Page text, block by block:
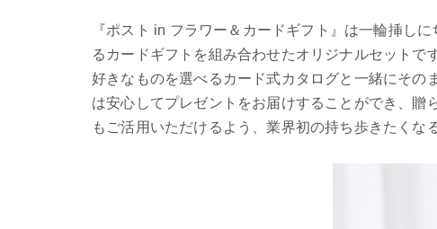
『ポスト in フラワー＆カードギフト』は一輪挿し
るカードギフトを組み合わせたオリジナルセット
好きなものを選べるカード式カタログと一緒にその
は安心してプレゼントをお届けすることができ、
もご活用いただけるよう、業界初の持ち歩きたくな